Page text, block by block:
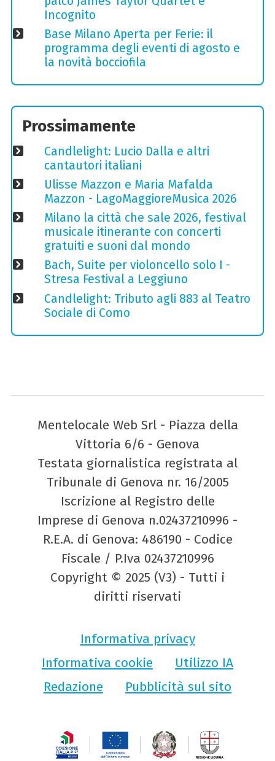
Incognito
Base Milano Aperta per Ferie: il
programma degli eventi di agosto e
la novità bocciofila
Prossimamente
Candlelight: Lucio Dalla e altri
cantautori italiani
Ulisse Mazzon e Maria Mafalda
Mazzon - LagoMaggioreMusica 2026
Milano la città che sale 2026, festival
musicale itinerante con concerti
gratuiti e suoni dal mondo
Bach, Suite per violoncello solo I -
Stresa Festival a Leggiuno
Candlelight: Tributo agli 883 al Teatro
Sociale di Como
Mentelocale Web Srl - Piazza della
Vittoria 6/6 - Genova
Testata giornalistica registrata al
Tribunale di Genova nr. 16/2005
Iscrizione al Registro delle
Imprese di Genova n.02437210996 -
R.E.A. di Genova: 486190 - Codice
Fiscale / P.Iva 02437210996
Copyright © 2025 (V3) - Tutti i
diritti riservati
Informativa privacy
Informativa cookie
Utilizzo IA
Redazione
Pubblicità sul sito